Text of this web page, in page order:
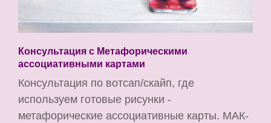
Консультация с Метафорическими
ассоциативными картами
Консультация по вотсап/скайп, где
используем готовые рисунки -
метафорические ассоциативные карты. МАК-